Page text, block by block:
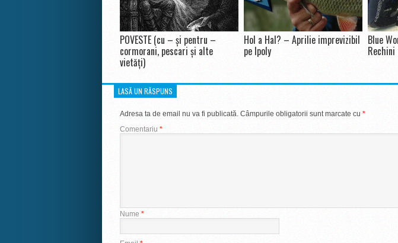
POVESTE (cu – și pentru –
cormorani, pescari și alte
vietăți)
Hol a Hal? – Aprilie imprevizibil
pe Ipoly
Blue
LASĂ UN RĂSPUNS
Adresa ta de email nu va fi publicată. Câmpurile obligatorii sunt marcate cu*
Comentariu*
Nume*